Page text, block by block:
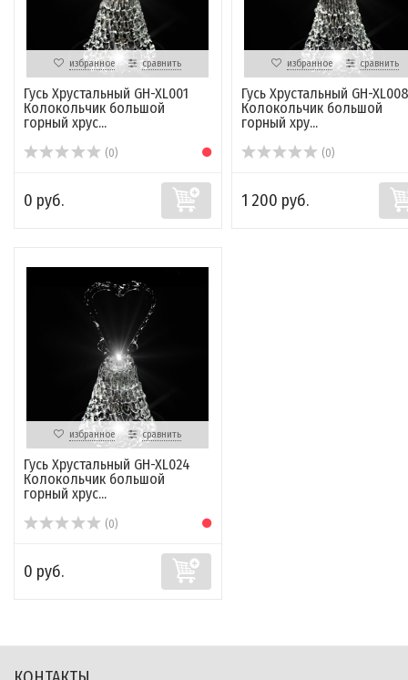
избранное сравнить
Гусь Хрустальный GH-XL001
Колокольчик большой
горный хрус...
(0)
0 руб.
избранное сравнить
Гусь Хрустальный GH-XL008
Колокольчик большой
горный хру...
(0)
1 200 руб.
избранное сравнить
Гусь Хрустальный GH-XL024
Колокольчик большой
горный хрус...
(0)
0 руб.